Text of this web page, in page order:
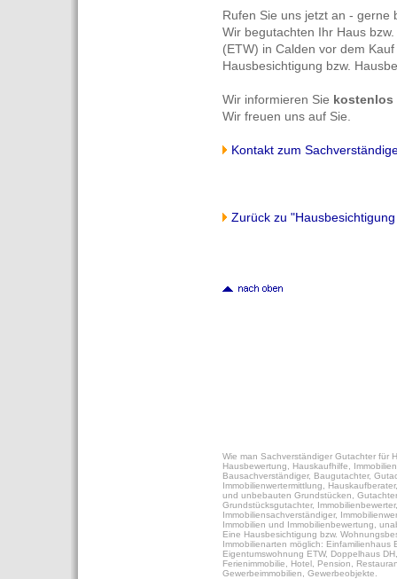
Rufen Sie uns jetzt an -
Wir begutachten Ihr Haus
(ETW) in Calden vor dem
Hausbesichtigung bzw.
Wir informieren Sie kostenlos
Wir freuen uns auf Sie.
Kontakt zum
Zurück zu
Wie man Sachverständiger Gutachter für
Hausbewertung, Hauskaufhilfe,
Bausachverständiger, Baugutachter,
Immobilienwertermittlung,
und unbebauten Grundstücken,
Grundstücksgutachter,
Immobiliensachverständiger,
Immobilien und Immobilienbewertung,
Eine Hausbesichtigung bzw.
Immobilienarten möglich: Einfamilienhaus
Eigentumswohnung ETW, Doppelhaus
Ferienimmobilie, Hotel, Pension,
Gewerbeimmobilien, Gewerbeobjekte.